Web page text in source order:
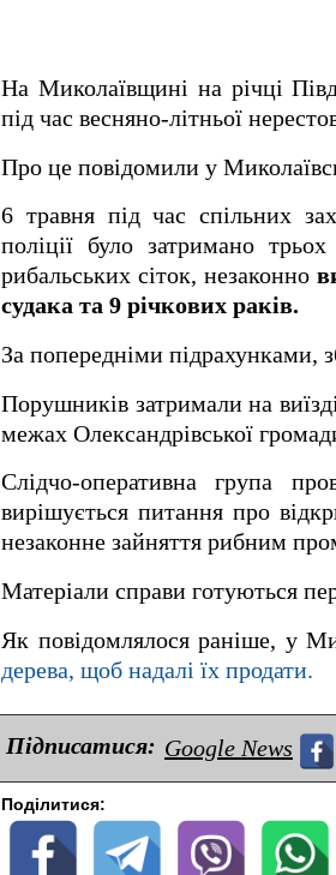
На Миколаївщині на річці
під час весняно-літньої
Про це повідомили у
6 травня під час спільних
поліції було затримано
рибальських сіток, незаконно
судака та 9 річкових раків.
За попередніми підрахунками,
Порушників затримали на
межах Олександрівської
Слідчо-оперативна група
вирішується питання про
незаконне зайняття рибним
Матеріали справи готуються
Як повідомлялося раніше, у
дерева, щоб надалі їх продати.
Підписатися: Google News
Поділитися: